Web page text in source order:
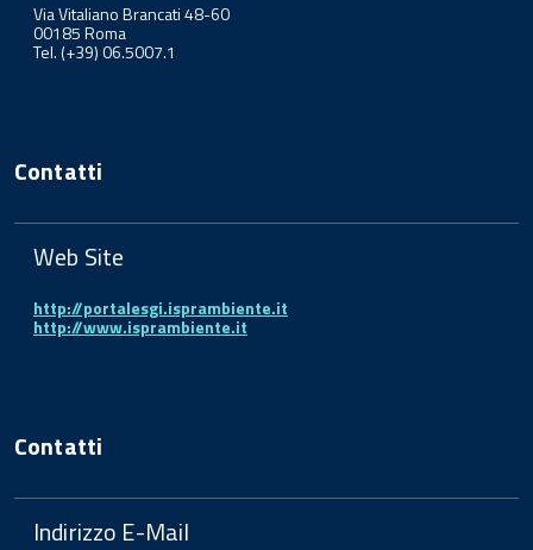
Via Vitaliano Brancati 48-60
00185 Roma
Tel. (+39) 06.5007.1
Contatti
Web Site
http://portalesgi.isprambiente.it
http://www.isprambiente.it
Contatti
Indirizzo E-Mail